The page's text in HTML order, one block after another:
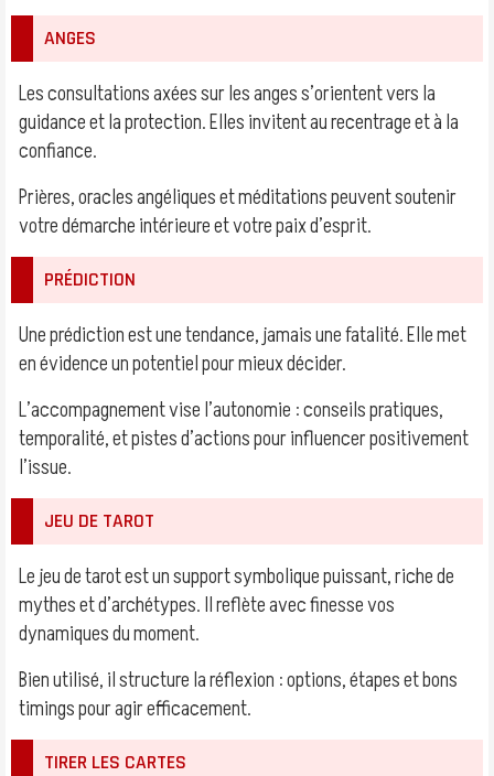
ANGES
Les consultations axées sur les anges s’orientent vers la
guidance et la protection. Elles invitent au recentrage et à la
confiance.
Prières, oracles angéliques et méditations peuvent soutenir
votre démarche intérieure et votre paix d’esprit.
PRÉDICTION
Une prédiction est une tendance, jamais une fatalité. Elle met
en évidence un potentiel pour mieux décider.
L’accompagnement vise l’autonomie : conseils pratiques,
temporalité, et pistes d’actions pour influencer positivement
l’issue.
JEU DE TAROT
Le jeu de tarot est un support symbolique puissant, riche de
mythes et d’archétypes. Il reflète avec finesse vos
dynamiques du moment.
Bien utilisé, il structure la réflexion : options, étapes et bons
timings pour agir efficacement.
TIRER LES CARTES